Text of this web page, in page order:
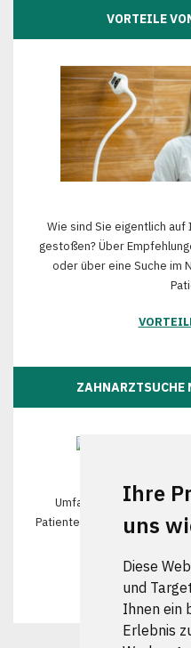
Ihre
uns
Diese
und
Ihnen ein
Erlebnis
VORTEILE
Wie sind Sie eigentlich
gestoßen? Über
oder über eine Suche im
ZAHNARZTSUCHE
Umfangreiche
Patienten als auch für
BESSER